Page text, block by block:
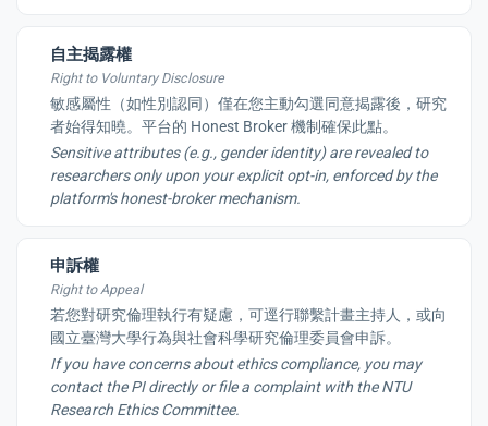
自主揭露權
Right to Voluntary Disclosure
敏感屬性（如性別認同）僅在您主動勾選同意揭露後，研究
者始得知曉。平台的 Honest Broker 機制確保此點。
Sensitive attributes (e.g., gender identity) are revealed to
researchers only upon your explicit opt-in, enforced by the
platform's honest-broker mechanism.
申訴權
Right to Appeal
若您對研究倫理執行有疑慮，可逕行聯繫計畫主持人，或向
國立臺灣大學行為與社會科學研究倫理委員會申訴。
If you have concerns about ethics compliance, you may
contact the PI directly or file a complaint with the NTU
Research Ethics Committee.